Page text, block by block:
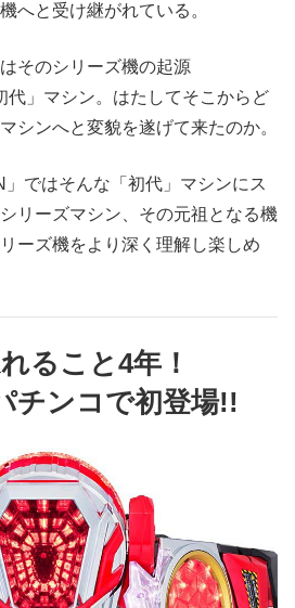
へと受け継がれている。
そのシリーズ機の起源
代」マシン。はたしてそこからど
シンへと変貌を遂げて来たのか。
」ではそんな「初代」マシンにス
リーズマシン、その元祖となる機
ーズ機をより深く理解し楽しめ
ること4年！
チンコで初登場!!